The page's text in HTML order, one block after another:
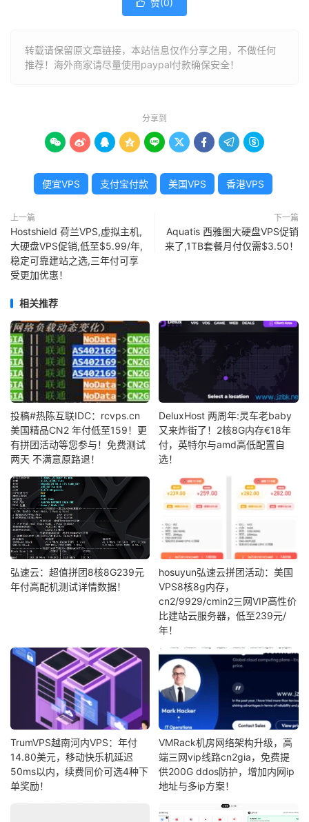
 赞(0)
转载请保留原文章链接，本站信息仅作分享之用，不做任何
推荐！海外商家请尽量使用paypal付款确保安全！
分享到
        
便宜VPS 支付宝付款 美国VPS 香港VPS
上一篇
Hostshield 荷兰VPS,虚拟主机,
大硬盘VPS促销,低至$5.99/年,
稳定可靠建站之选,三年付可享
受更加优惠！
下一篇
Aquatis 西雅图大硬盘VPS促销
来了,1TB套餐月付仅需$3.50！
相关推荐
投稿#热陈互联IDC：rcvps.cn
美国精品CN2 年付低至159！更
有拼团活动等您参与！免费测试
两天 不满意原路退！
DeluxHost 两周年:灵车老baby
又来炸街了！2核8G内存€18年
付，英特尔与amd高低配置自
选！
弘速云：超值拼团8核8G239元
年付高配机测试详情数据！
hosuyun弘速云拼团活动：美国
VPS8核8g内存，
cn2/9929/cmin2三网VIP高性价
比建站云服务器，低至239元/
年！
TrumVPS越南河内VPS：年付
14.80美元，移动快乐机延迟
50ms以内，续费同价可选4种下
单奖励！
VMRack机房网络架构升级，高
端三网vip线路cn2gia，免费提
供200G ddos防护，增加内网ip
地址与多ip方案！